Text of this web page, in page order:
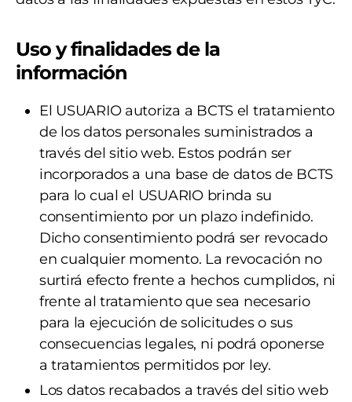
Uso y finalidades de la
información
El USUARIO autoriza a BCTS el tratamiento
de los datos personales suministrados a
través del sitio web. Estos podrán ser
incorporados a una base de datos de BCTS
para lo cual el USUARIO brinda su
consentimiento por un plazo indefinido.
Dicho consentimiento podrá ser revocado
en cualquier momento. La revocación no
surtirá efecto frente a hechos cumplidos, ni
frente al tratamiento que sea necesario
para la ejecución de solicitudes o sus
consecuencias legales, ni podrá oponerse
a tratamientos permitidos por ley.
Los datos recabados a través del sitio web